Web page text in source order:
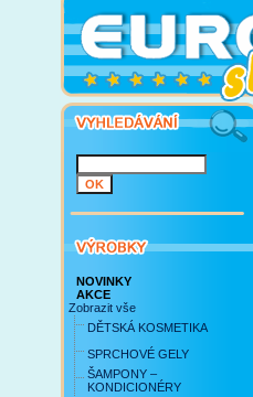
NOVINKY
AKCE
Zobrazit vše
DĚTSKÁ KOSMETIKA
SPRCHOVÉ GELY
ŠAMPONY –
KONDICIONÉRY